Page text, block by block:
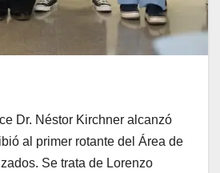
Dr. Néstor Kirchner alcanzó
al primer rotante del Área de
Se trata de Lorenzo